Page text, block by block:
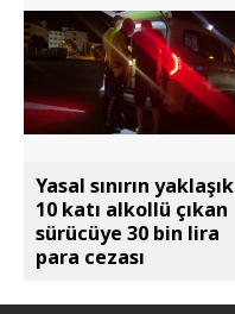
Yasal sınırın yaklaşık
10 katı alkollü çıkan
sürücüye 30 bin lira
para cezası